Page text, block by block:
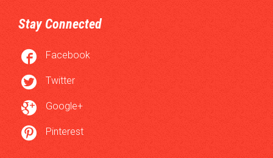
Stay Connected
 Facebook
 Twitter
 Google+
 Pinterest